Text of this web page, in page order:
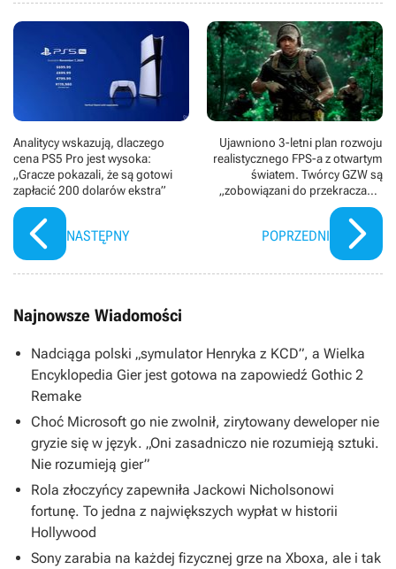
Analitycy wskazują, dlaczego
cena PS5 Pro jest wysoka:
„Gracze pokazali, że są gotowi
zapłacić 200 dolarów ekstra”
NASTĘPNY
Ujawniono 3-letni plan rozwoju
realistycznego FPS-a z otwartym
światem. Twórcy GZW są
„zobowiązani do przekraczania
granic razem z graczami
POPRZEDNI
Najnowsze Wiadomości
Nadciąga polski „symulator Henryka z KCD”, a Wielka
Encyklopedia Gier jest gotowa na zapowiedź Gothic 2
Remake
Choć Microsoft go nie zwolnił, zirytowany deweloper nie
gryzie się w język. „Oni zasadniczo nie rozumieją sztuki.
Nie rozumieją gier”
Rola złoczyńcy zapewniła Jackowi Nicholsonowi
fortunę. To jedna z największych wypłat w historii
Hollywood
Sony zarabia na każdej fizycznej grze na Xboxa, ale i tak